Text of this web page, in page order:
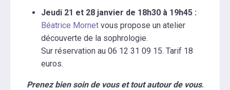
Jeudi 21 et 28 janvier de 18h30 à 19h45 :
Béatrice Mornet vous propose un atelier
découverte de la sophrologie.
Sur réservation au 06 12 31 09 15. Tarif 18
euros.
Prenez bien soin de vous et tout autour de vous.